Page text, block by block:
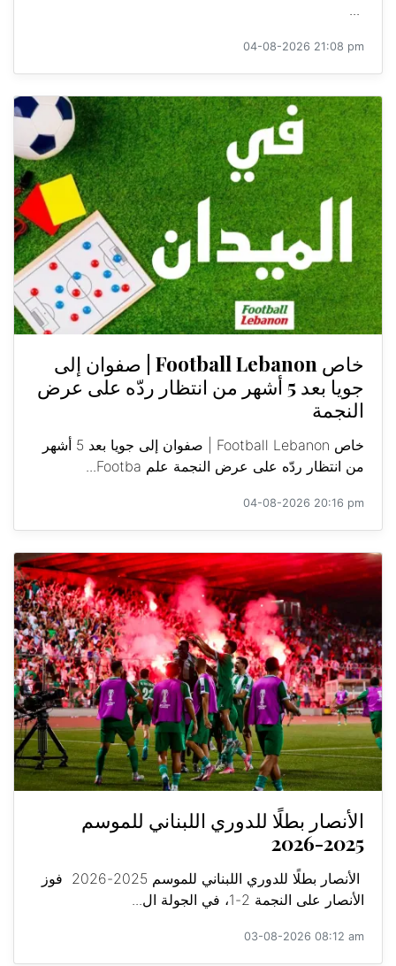
...
04-08-2026 21:08 pm
خاص Football Lebanon | صفوان إلى
جويا بعد 5 أشهر من انتظار ردّه على عرض
النجمة
خاص Football Lebanon | صفوان إلى جويا بعد 5 أشهر
من انتظار ردّه على عرض النجمة علم Footba...
04-08-2026 20:16 pm
الأنصار بطلًا للدوري اللبناني للموسم
2025-2026
الأنصار بطلًا للدوري اللبناني للموسم 2025-2026 فوز
الأنصار على النجمة 2-1، في الجولة ال...
03-08-2026 08:12 am